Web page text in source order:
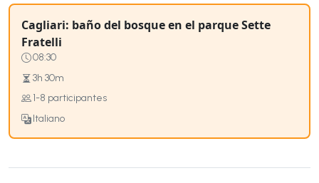
Cagliari: baño del bosque en el parque Sette
Fratelli
08:30
3h 30m
1-8 participantes
Italiano